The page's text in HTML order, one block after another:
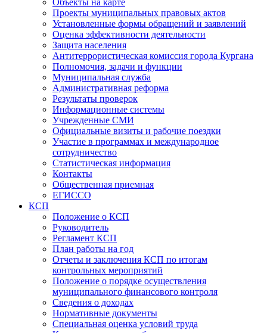
Объекты на карте
Проекты муниципальных правовых актов
Установленные формы обращений и заявлений
Оценка эффективности деятельности
Защита населения
Антитеррористическая комиссия города Кургана
Полномочия, задачи и функции
Муниципальная служба
Административная реформа
Результаты проверок
Информационные системы
Учрежденные СМИ
Официальные визиты и рабочие поездки
Участие в программах и международное
сотрудничество
Статистическая информация
Контакты
Общественная приемная
ЕГИССО
КСП
Положение о КСП
Руководитель
Регламент КСП
План работы на год
Отчеты и заключения КСП по итогам
контрольных мероприятий
Положение о порядке осуществления
муниципального финансового контроля
Сведения о доходах
Нормативные документы
Специальная оценка условий труда